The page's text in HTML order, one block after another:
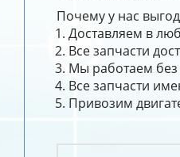
Почему у нас
Доставляем в
Все запчасти
Мы работаем
Все запчасти
Привозим